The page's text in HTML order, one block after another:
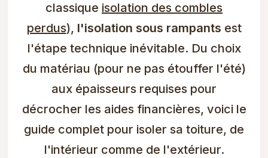
classique isolation des combles
perdus), l'isolation sous rampants est
l'étape technique inévitable. Du choix
du matériau (pour ne pas étouffer l'été)
aux épaisseurs requises pour
décrocher les aides financières, voici le
guide complet pour isoler sa toiture, de
l'intérieur comme de l'extérieur.